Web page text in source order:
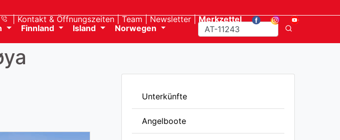
Kontakt & Öffnungszeiten Team Newsletter
Merkzettel
Finnland Island Norwegen
Unterkünfte
Angelboote